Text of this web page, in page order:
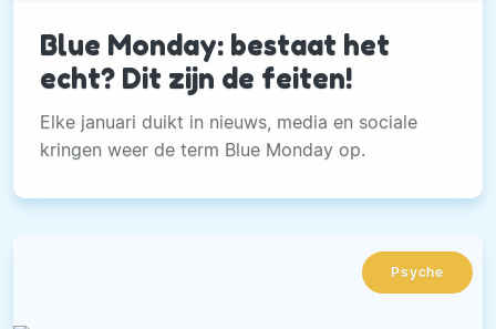
Blue Monday: bestaat het
echt? Dit zijn de feiten!
Elke januari duikt in nieuws, media en sociale
kringen weer de term Blue Monday op.
Psyche